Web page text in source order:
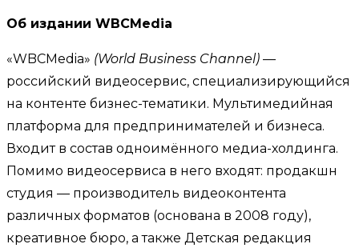
Об издании WBCMedia
«WBCMedia» (World Business Channel) —
российский видеосервис, специализирующийся
на контенте бизнес-тематики. Мультимедийная
платформа для предпринимателей и бизнеса.
Входит в состав одноимённого медиа-холдинга.
Помимо видеосервиса в него входят: продакшн
студия — производитель видеоконтента
различных форматов (основана в 2008 году),
креативное бюро, а также Детская редакция